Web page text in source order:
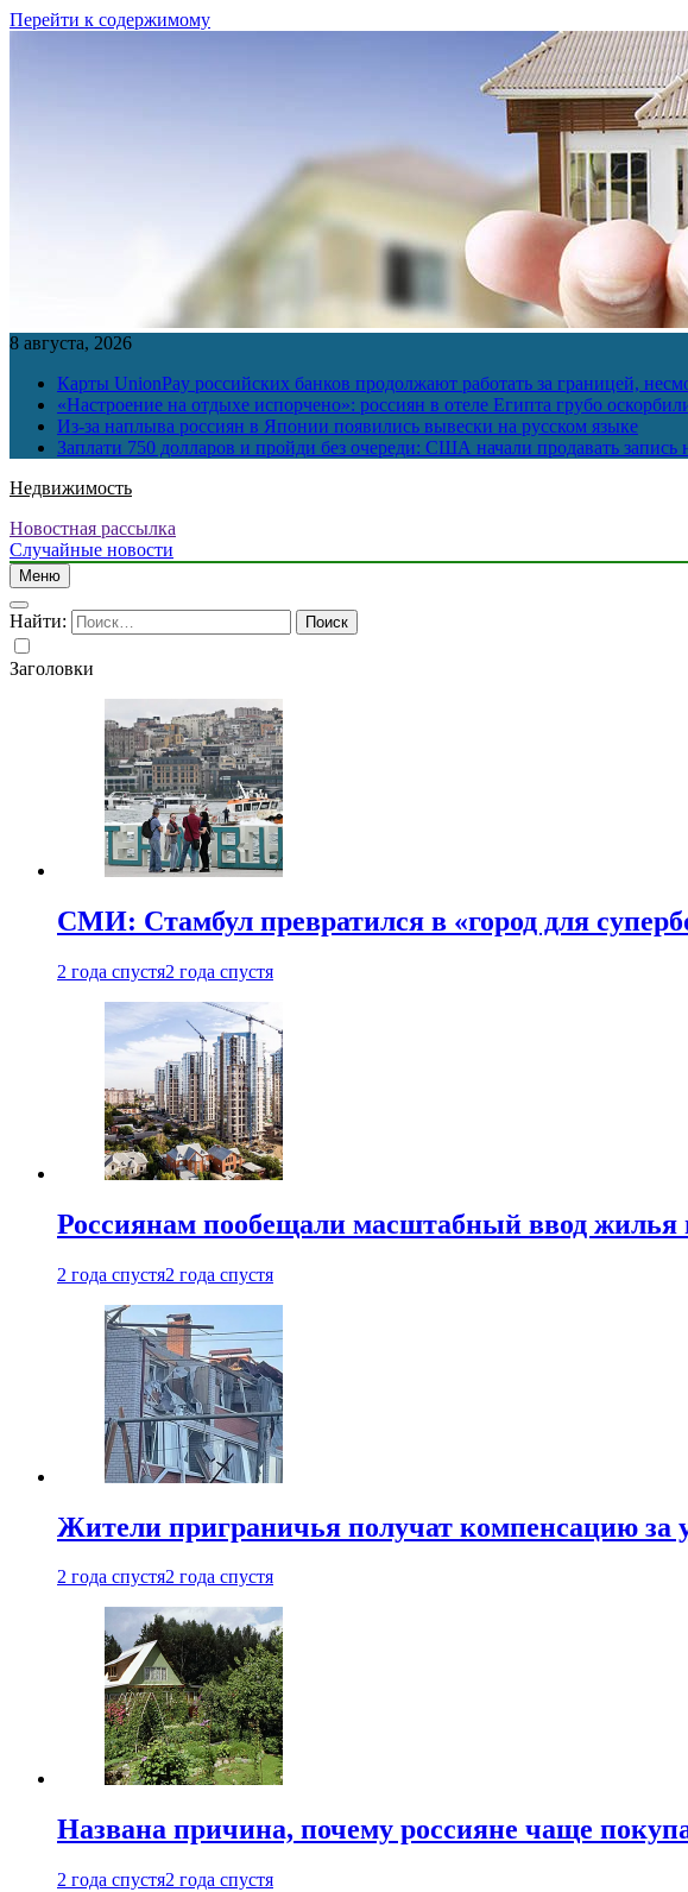
Перейти к содержимому
8 августа, 2026
Карты UnionPay российских банков продолжают работать за границей,
«Настроение на отдыхе испорчено»: россиян в отеле Египта грубо
Из-за наплыва россиян в Японии появились вывески на русском языке
Заплати 750 долларов и пройди без очереди: США начали продавать запись
Недвижимость
Новостная рассылка
Случайные новости
Меню
Найти:
Заголовки
СМИ: Стамбул превратился в «город для
2 года спустя2 года спустя
Россиянам пообещали масштабный ввод жилья
2 года спустя2 года спустя
Жители приграничья получат компенсацию
2 года спустя2 года спустя
Названа причина, почему россияне чаще
2 года спустя2 года спустя